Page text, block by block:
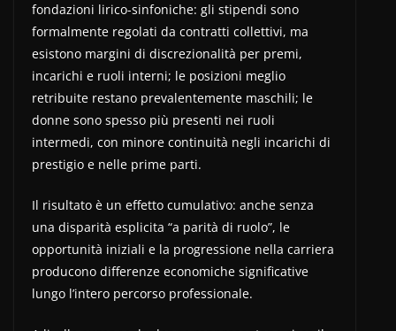
fondazioni lirico-sinfoniche: gli stipendi sono
formalmente regolati da contratti collettivi, ma
esistono margini di discrezionalità per premi,
incarichi e ruoli interni; le posizioni meglio
retribuite restano prevalentemente maschili; le
donne sono spesso più presenti nei ruoli
intermedi, con minore continuità negli incarichi di
prestigio e nelle prime parti.
Il risultato è un effetto cumulativo: anche senza
una disparità esplicita “a parità di ruolo”, le
opportunità iniziali e la progressione nella carriera
producono differenze economiche significative
lungo l’intero percorso professionale.